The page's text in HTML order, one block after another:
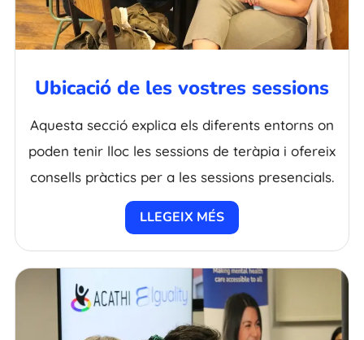
Ubicació de les vostres sessions
Aquesta secció explica els diferents entorns on
poden tenir lloc les sessions de teràpia i ofereix
consells pràctics per a les sessions presencials.
LLEGEIX MÉS